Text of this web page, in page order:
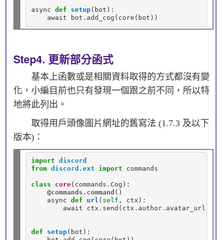
async def setup(bot):
    await bot
.
Step4. 更新部分函式
基本上函數或是相關資料取得的方式都沒有變
化，小編目前也只有發現一個跟之前不同，所以特
地將此列出。
取得用戶頭像圖片網址的舊寫法 (1.7.3 及以下
版本)：
import discord
from discord.ext import commands
class core(commands . Cog):
@commands.command ()
    async
def url ( self , ctx):
        await ctx
. send(ctx . author. avatar_url)
def setup(bot):